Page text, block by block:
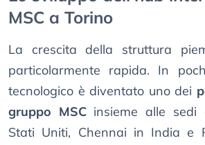
MSC a Torino
La crescita della struttura
particolarmente rapida. In
tecnologico è diventato uno dei
gruppo MSCinsieme alle sedi
Stati Uniti, Chennai in India e